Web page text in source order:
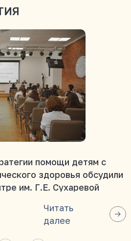
помощи детям с
здоровья обсудили
им. Г.Е. Сухаревой
Читать
далее